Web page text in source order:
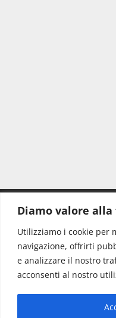
Diamo valore
Utilizziamo i cookie per
navigazione, offrirti
e analizzare il nostro
acconsenti al nostro
Redazione:
Direttore:
Info & Commerciale: